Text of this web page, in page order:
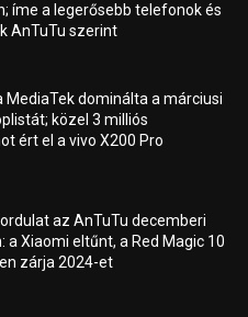
íme a legerősebb telefonok és
AnTuTu szerint
MediaTek dominálta a márciusi
közel 3 milliós
ért el a vivo X200 Pro
az AnTuTu decemberi
a Xiaomi eltűnt, a Red Magic 10
zárja 2024-et